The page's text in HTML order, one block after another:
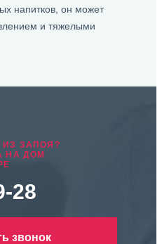
напитков, он может
и тяжелыми
ЗАПОЯ?
НА ДОМ
28
звонок